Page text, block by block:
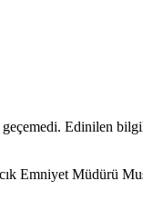
Edinilen
Emniyet Müdürü